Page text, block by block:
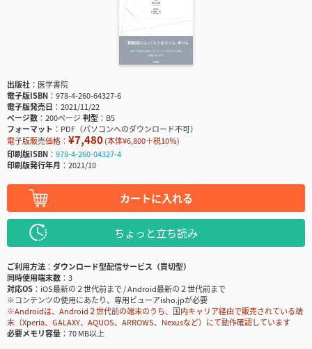
出版社
医学書院
電子版ISBN
978-4-260-64327-6
電子版発売日
2021/11/22
ページ数
200ページ判型
B5
フォーマット
PDF（パソコンへのダウンロード不可）
電子版販売価格： ¥7,480(本体¥6,800＋税10％)
印刷版ISBN
978-4-260-04327-4
印刷版発行年月
2021/10
カートに入れる
ちょっと立ち読み
ご利用方法
ダウンロード型配信サービス（買切型）
同時使用端末数
3
対応OS
iOS最新の２世代前まで / Android最新の２世代前まで
※コンテンツの使用にあたり、専用ビューアisho.jpが必要
※Androidは、Android２世代前の端末のうち、国内キャリア経由で販売されている端
末（Xperia、GALAXY、AQUOS、ARROWS、Nexusなど）にて動作確認しています
必要メモリ容量
70 MB以上